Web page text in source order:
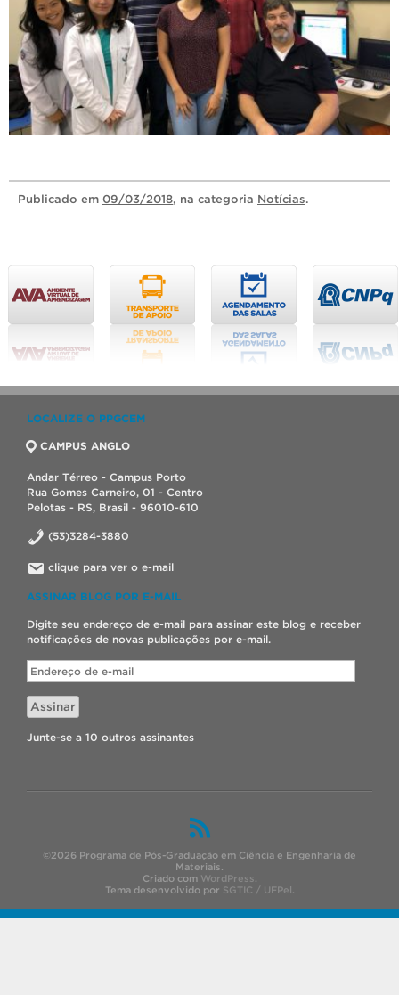
Publicado em 09/03/2018, na categoria Notícias.
LOCALIZE O PPGCEM
CAMPUS ANGLO
Andar Térreo - Campus Porto
Rua Gomes Carneiro, 01 - Centro
Pelotas - RS, Brasil - 96010-610
(53)3284-3880
clique para ver o e-mail
ASSINAR BLOG POR E-MAIL
Digite seu endereço de e-mail para assinar este blog e receber
notificações de novas publicações por e-mail.
Endereço
de
e-
mail
Assinar
Junte-se a 10 outros assinantes
©2026 Programa de Pós-Graduação em Ciência e Engenharia de
Materiais.
Criado com WordPress.
Tema desenvolvido por SGTIC / UFPel.